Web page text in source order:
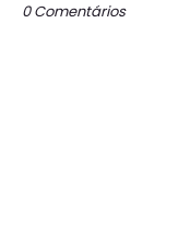
0 Comentários